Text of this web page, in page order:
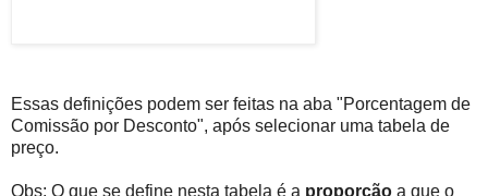
Essas definições podem ser feitas na aba "Porcentagem de
Comissão por Desconto", após selecionar uma tabela de
preço.
Obs: O que se define nesta tabela é a proporção a que o